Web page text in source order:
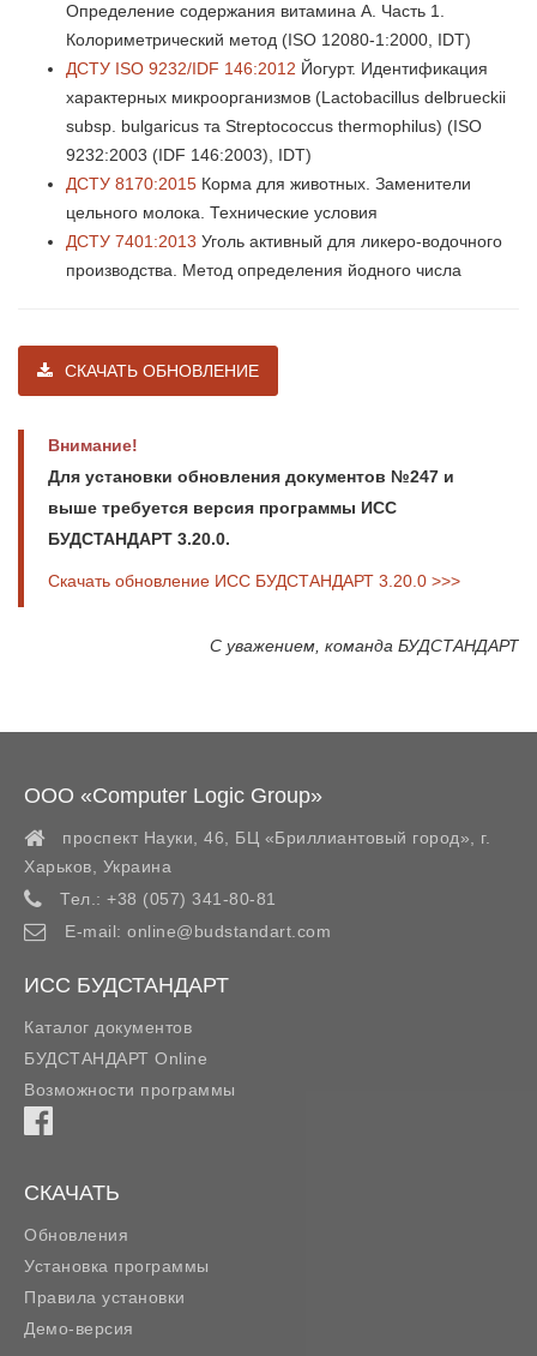
Определение содержания витамина А. Часть 1.
Колориметрический метод (ISO 12080-1:2000, IDT)
ДСТУ ISO 9232/IDF 146:2012 Йогурт. Идентификация
характерных микроорганизмов (Lactobacillus delbrueckii
subsр. bulgaricus та Streptococcus thermophilus) (ISO
9232:2003 (IDF 146:2003), IDT)
ДСТУ 8170:2015 Корма для животных. Заменители
цельного молока. Технические условия
ДСТУ 7401:2013 Уголь активный для ликеро-водочного
производства. Метод определения йодного числа
СКАЧАТЬ ОБНОВЛЕНИЕ
Внимание!
Для установки обновления документов №247 и
выше требуется версия программы ИСС
БУДСТАНДАРТ 3.20.0.
Скачать обновление ИСС БУДСТАНДАРТ 3.20.0 >>>
С уважением, команда БУДСТАНДАРТ
ООО «Computer Logic Group»
проспект Науки, 46, БЦ «Бриллиантовый город»,
г.
Харьков
Украина
Тел.: +38 (057) 341-80-81
E-mail: online@budstandart.com
ИСС БУДСТАНДАРТ
Каталог документов
БУДСТАНДАРТ Online
Возможности программы
СКАЧАТЬ
Обновления
Установка программы
Правила установки
Демо-версия